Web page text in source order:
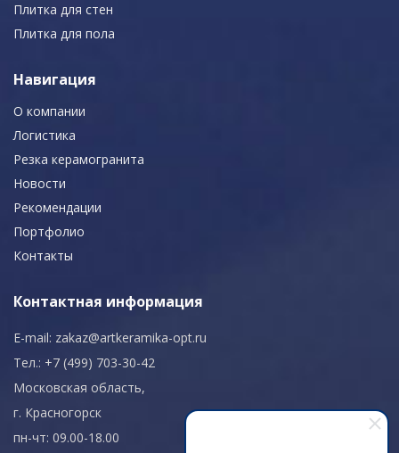
Плитка для стен
Плитка для пола
Навигация
О компании
Логистика
Резка керамогранита
Новости
Рекомендации
Портфолио
Контакты
Контактная информация
E-mail: zakaz@artkeramika-opt.ru
Тел.: +7 (499) 703-30-42
Московская область,
г. Красногорск
пн-чт: 09.00-18.00